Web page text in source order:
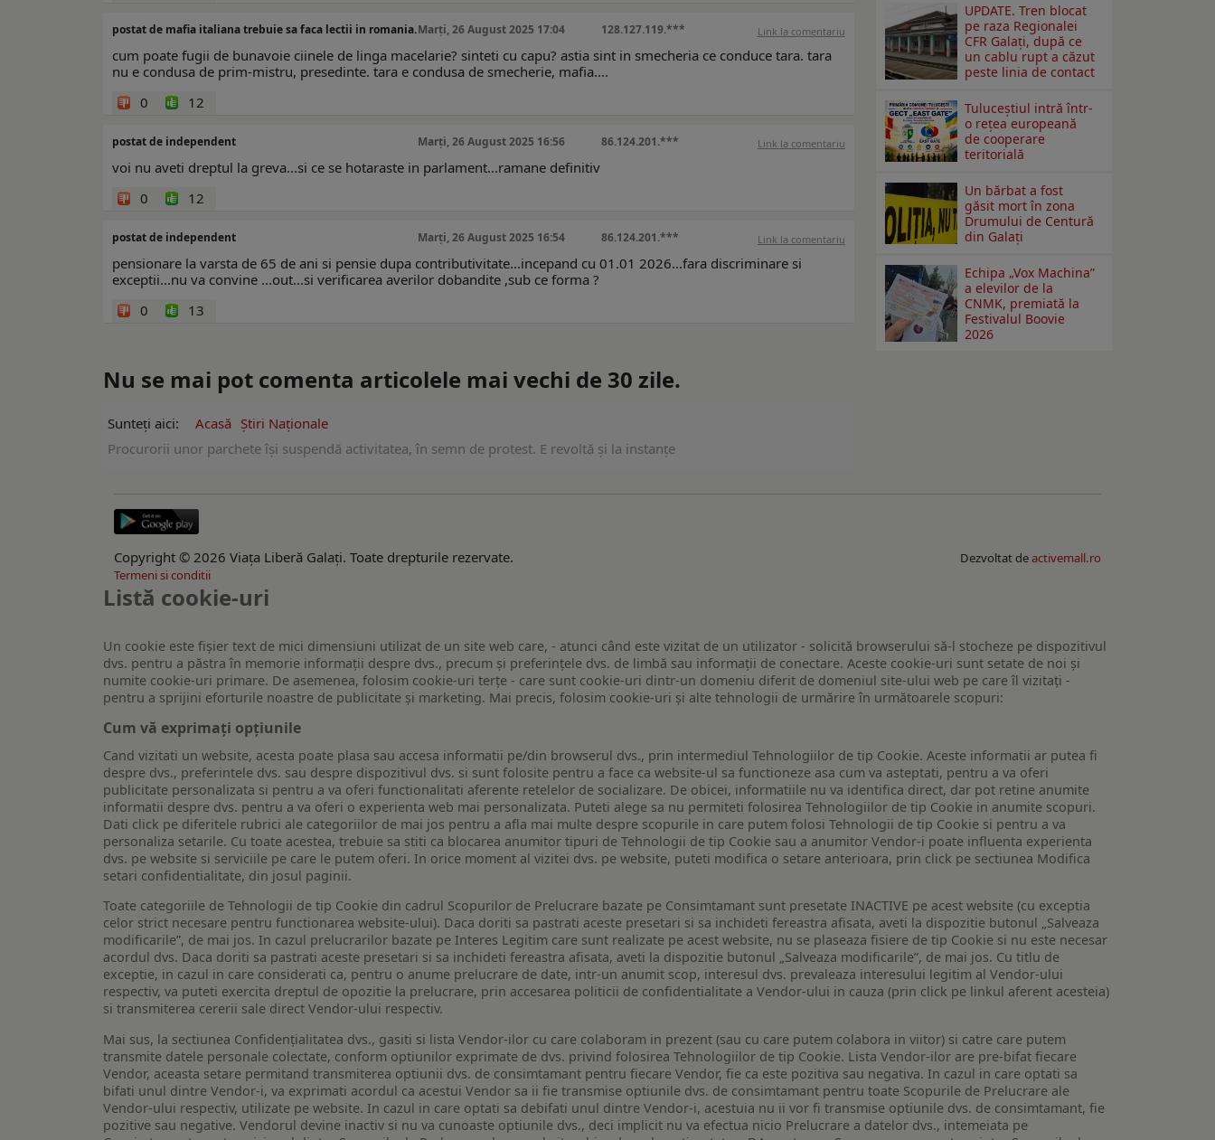
postat de mafia italiana trebuie sa faca lectii in romania.Marți, 26 August 2025 17:04 128.127.119.*** Link la comentariu
cum poate fugii de bunavoie ciinele de linga macelarie? sinteti cu capu? astia sint in smecheria ce conduce tara. tara
nu e condusa de prim-mistru, presedinte. tara e condusa de smecherie, mafia....
0
12
postat de independent Marți, 26 August 2025 16:56 86.124.201.*** Link la comentariu
voi nu aveti dreptul la greva...si ce se hotaraste in parlament...ramane definitiv
0
12
postat de independent Marți, 26 August 2025 16:54 86.124.201.*** Link la comentariu
pensionare la varsta de 65 de ani si pensie dupa contributivitate...incepand cu 01.01 2026...fara discriminare si
exceptii...nu va convine ...out...si verificarea averilor dobandite ,sub ce forma ?
0
13
Nu se mai pot comenta articolele mai vechi de 30 zile.
Sunteți aici: Acasă Ştiri Naţionale
Procurorii unor parchete îşi suspendă activitatea, în semn de protest. E revoltă și la instanțe
UPDATE. Tren blocat
pe raza Regionalei
CFR Galați, după ce
un cablu rupt a căzut
peste linia de contact
Tuluceștiul intră într-
o rețea europeană
de cooperare
teritorială
Un bărbat a fost
găsit mort în zona
Drumului de Centură
din Galați
Echipa „Vox Machina”
a elevilor de la
CNMK, premiată la
Festivalul Boovie
2026
Copyright © 2026 Viaţa Liberă Galaţi. Toate drepturile rezervate. Dezvoltat deactivemall.ro
Termeni si conditii
Listă cookie-uri
Un cookie este fişier text de mici dimensiuni utilizat de un site web care, - atunci când este vizitat de un utilizator - solicită browserului să-l stocheze pe dispozitivul
dvs. pentru a păstra în memorie informații despre dvs., precum și preferințele dvs. de limbă sau informații de conectare. Aceste cookie-uri sunt setate de noi și
numite cookie-uri primare. De asemenea, folosim cookie-uri terțe - care sunt cookie-uri dintr-un domeniu diferit de domeniul site-ului web pe care îl vizitați -
pentru a sprijini eforturile noastre de publicitate și marketing. Mai precis, folosim cookie-uri și alte tehnologii de urmărire în următoarele scopuri:
Cum vă exprimați opțiunile
Cand vizitati un website, acesta poate plasa sau accesa informatii pe/din browserul dvs., prin intermediul Tehnologiilor de tip Cookie. Aceste informatii ar putea fi
despre dvs., preferintele dvs. sau despre dispozitivul dvs. si sunt folosite pentru a face ca website-ul sa functioneze asa cum va asteptati, pentru a va oferi
publicitate personalizata si pentru a va oferi functionalitati aferente retelelor de socializare. De obicei, informatiile nu va identifica direct, dar pot retine anumite
informatii despre dvs. pentru a va oferi o experienta web mai personalizata. Puteti alege sa nu permiteti folosirea Tehnologiilor de tip Cookie in anumite scopuri.
Dati click pe diferitele rubrici ale categoriilor de mai jos pentru a afla mai multe despre scopurile in care putem folosi Tehnologii de tip Cookie si pentru a va
personaliza setarile. Cu toate acestea, trebuie sa stiti ca blocarea anumitor tipuri de Tehnologii de tip Cookie sau a anumitor Vendor-i poate influenta experienta
dvs. pe website si serviciile pe care le putem oferi. In orice moment al vizitei dvs. pe website, puteti modifica o setare anterioara, prin click pe sectiunea Modifica
setari confidentialitate, din josul paginii.
Toate categoriile de Tehnologii de tip Cookie din cadrul Scopurilor de Prelucrare bazate pe Consimtamant sunt presetate INACTIVE pe acest website (cu exceptia
celor strict necesare pentru functionarea website-ului). Daca doriti sa pastrati aceste presetari si sa inchideti fereastra afisata, aveti la dispozitie butonul „Salveaza
modificarile”, de mai jos. In cazul prelucrarilor bazate pe Interes Legitim care sunt realizate pe acest website, nu se plaseaza fisiere de tip Cookie si nu este necesar
acordul dvs. Daca doriti sa pastrati aceste presetari si sa inchideti fereastra afisata, aveti la dispozitie butonul „Salveaza modificarile”, de mai jos. Cu titlu de
exceptie, in cazul in care considerati ca, pentru o anume prelucrare de date, intr-un anumit scop, interesul dvs. prevaleaza interesului legitim al Vendor-ului
respectiv, va puteti exercita dreptul de opozitie la prelucrare, prin accesarea politicii de confidentialitate a Vendor-ului in cauza (prin click pe linkul aferent acesteia)
si transmiterea cererii sale direct Vendor-ului respectiv.
Mai sus, la sectiunea Confidențialitatea dvs., gasiti si lista Vendor-ilor cu care colaboram in prezent (sau cu care putem colabora in viitor) si catre care putem
transmite datele personale colectate, conform optiunilor exprimate de dvs. privind folosirea Tehnologiilor de tip Cookie. Lista Vendor-ilor are pre-bifat fiecare
Vendor, aceasta setare permitand transmiterea optiunii dvs. de consimtamant pentru fiecare Vendor, fie ca este pozitiva sau negativa. In cazul in care optati sa
bifati unul dintre Vendor-i, va exprimati acordul ca acestui Vendor sa ii fie transmise optiunile dvs. de consimtamant pentru toate Scopurile de Prelucrare ale
Vendor-ului respectiv, utilizate pe website. In cazul in care optati sa debifati unul dintre Vendor-i, acestuia nu ii vor fi transmise optiunile dvs. de consimtamant, fie
pozitive sau negative. Vendorul devine inactiv si nu va cunoaste optiunile dvs., deci implicit nu va efectua nicio Prelucrare a datelor dvs., intemeiata pe